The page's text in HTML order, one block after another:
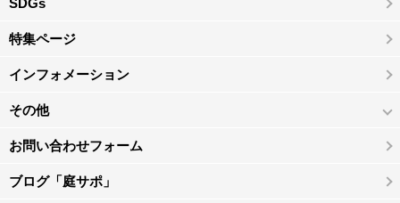
SDGs
特集ページ
インフォメーション
その他
お問い合わせフォーム
ブログ「庭サポ」